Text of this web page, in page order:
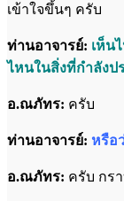
เข้าใจขึ้นๆ ครับ
ท่านอาจารย์: เห็น
ไหนในสิ่งที่กำลังป
อ.ณภัทร: ครับ
ท่านอาจารย์: หรือ
อ.ณภัทร: ครับ กร